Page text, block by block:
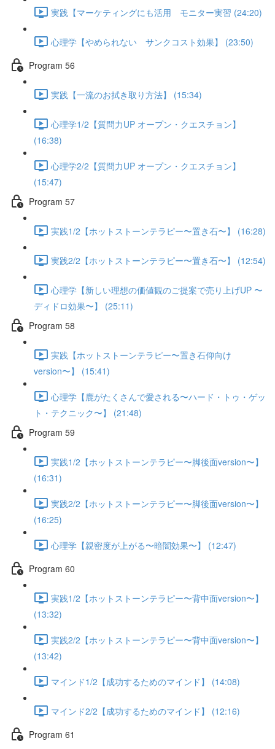
実践【マーケティングにも活用 モニター実習 (24:20)
心理学【やめられない サンクコスト効果】 (23:50)
Program 56
実践【一流のお拭き取り方法】 (15:34)
心理学1/2【質問力UP オープン・クエスチョン】
(16:38)
心理学2/2【質問力UP オープン・クエスチョン】
(15:47)
Program 57
実践1/2【ホットストーンテラピー〜置き石〜】 (16:28)
実践2/2【ホットストーンテラピー〜置き石〜】 (12:54)
心理学【新しい理想の価値観のご提案で売り上げUP 〜
ディドロ効果〜】 (25:11)
Program 58
実践【ホットストーンテラピー〜置き石仰向け
version〜】 (15:41)
心理学【鹿がたくさんで愛される〜ハード・トゥ・ゲッ
ト・テクニック〜】 (21:48)
Program 59
実践1/2【ホットストーンテラピー〜脚後面version〜】
(16:31)
実践2/2【ホットストーンテラピー〜脚後面version〜】
(16:25)
心理学【親密度が上がる〜暗闇効果〜】 (12:47)
Program 60
実践1/2【ホットストーンテラピー〜背中面version〜】
(13:32)
実践2/2【ホットストーンテラピー〜背中面version〜】
(13:42)
マインド1/2【成功するためのマインド】 (14:08)
マインド2/2【成功するためのマインド】 (12:16)
Program 61